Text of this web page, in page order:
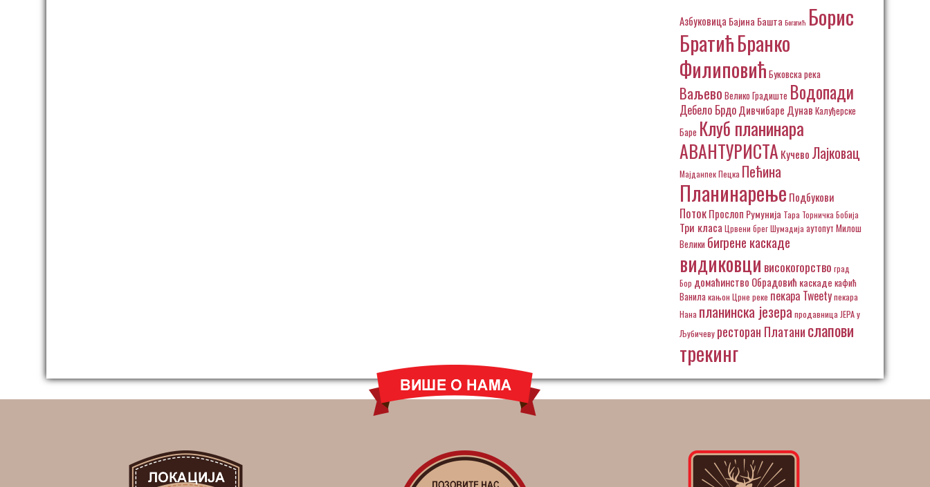
Азбуковица Бајина Башта Богатић Борис
БратићБранко
Филиповић Буковска река
Ваљево Велико Градиште Водопади
Дебело БрдоДивчибаре Дунав Калуђерске
Баре Клуб планинара
АВАНТУРИСТА Кучево Лајковац
МајданпекПецка Пећина
Планинарење Подбукови
ПотокПрослоп Румунија Тара Торничка Бобија
Три класа Црвени брегШумадија аутопут Милош
Велики бигрене каскаде
видиковци високогорство град
Бор домаћинство Обрадовић каскаде кафић
Ванила кањон Црне реке пекара Tweetyпекара
Нана планинска језера продавница ЈЕРА у
Љубичеву ресторан Платанислапови
трекинг